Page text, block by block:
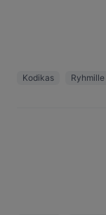
Kodikas Ryhmille